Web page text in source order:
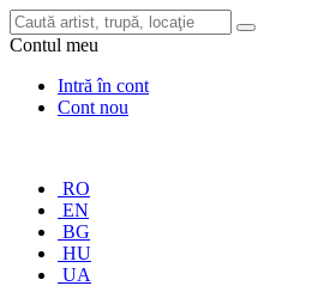
Contul meu
Intră în cont
Cont nou
RO
EN
BG
HU
UA